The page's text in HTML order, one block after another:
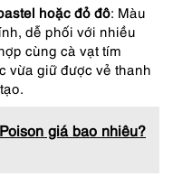
hoặc đỏ đô: Màu
dễ phối với nhiều
cùng cà vạt tím
vừa giữ được vẻ thanh
giá bao nhiêu?